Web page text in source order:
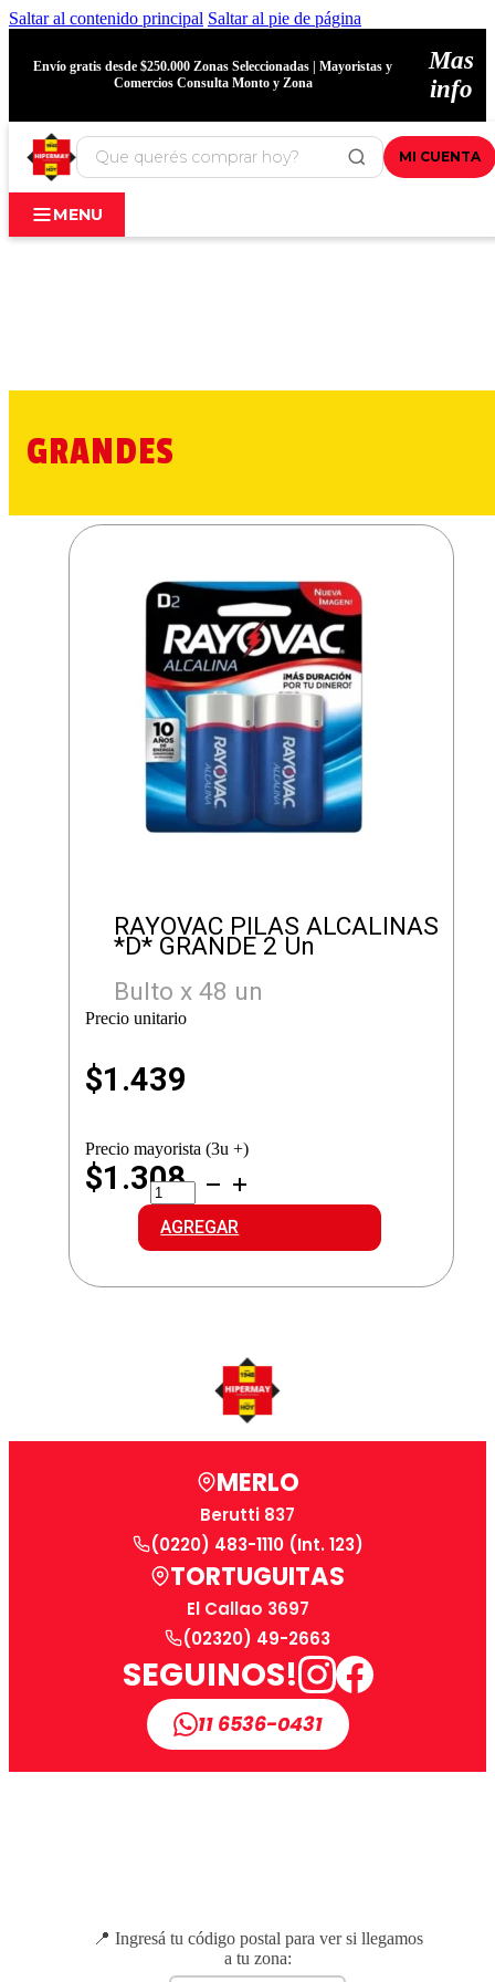
Saltar al contenido principal Saltar al pie de página
Envío gratis desde $250.000 Zonas Seleccionadas | Mayoristas y
Comercios Consulta Monto y Zona
Mas
info
MI CUENTA
MENU
GRANDES
RAYOVAC PILAS ALCALINAS
*D* GRANDE 2 Un
Bulto x 48 un
Precio unitario
$1.439
Precio mayorista (3u +)
$1.308RAYOVAC
PILAS
ALCALINAS
*D*
AGREGAR
MERLO
Berutti 837
(0220) 483-1110 (Int. 123)
TORTUGUITAS
El Callao 3697
(02320) 49-2663
SEGUINOS!
11 6536-0431
📍 Ingresá tu código postal para ver si llegamos
a tu zona: